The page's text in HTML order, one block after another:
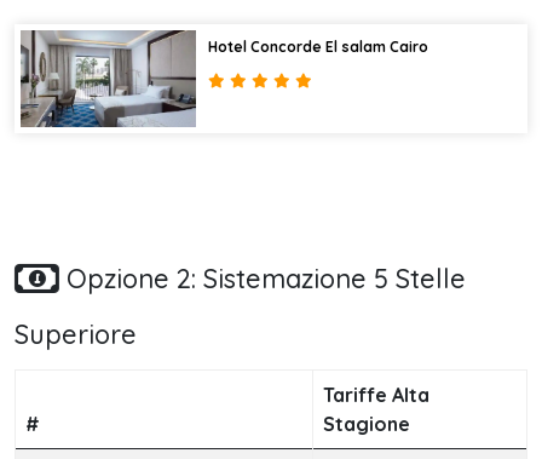
Hotel Concorde El salam Cairo
Opzione 2: Sistemazione 5 Stelle
Superiore
#
Tariffe Alta
Stagione